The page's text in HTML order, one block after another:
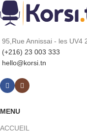
95,Rue Annissai - les UV4
(+216) 23 003 333
hello@korsi.tn
MENU
ACCUEIL